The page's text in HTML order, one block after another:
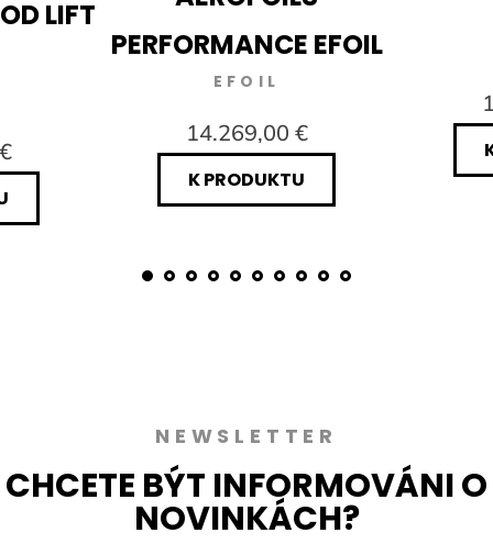
LIFT
PERFORMANCE EFOIL
EFOIL
14.269,00 €
K PRODUKTU
NEWSLETTER
CHCETE BÝT INFORMOVÁNI O
NOVINKÁCH?